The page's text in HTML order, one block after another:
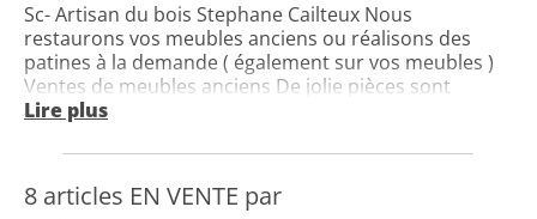
Sc- Artisan du bois Stephane Cailteux Nous
restaurons vos meubles anciens ou réalisons des
patines à la demande ( également sur vos meubles )
Ventes de meubles anciens De jolie pièces sont
toujours disponible Prix spécial actuellement sur
écoute pour toute demande Au plaisir
Lire plus
8 articles EN VENTE par